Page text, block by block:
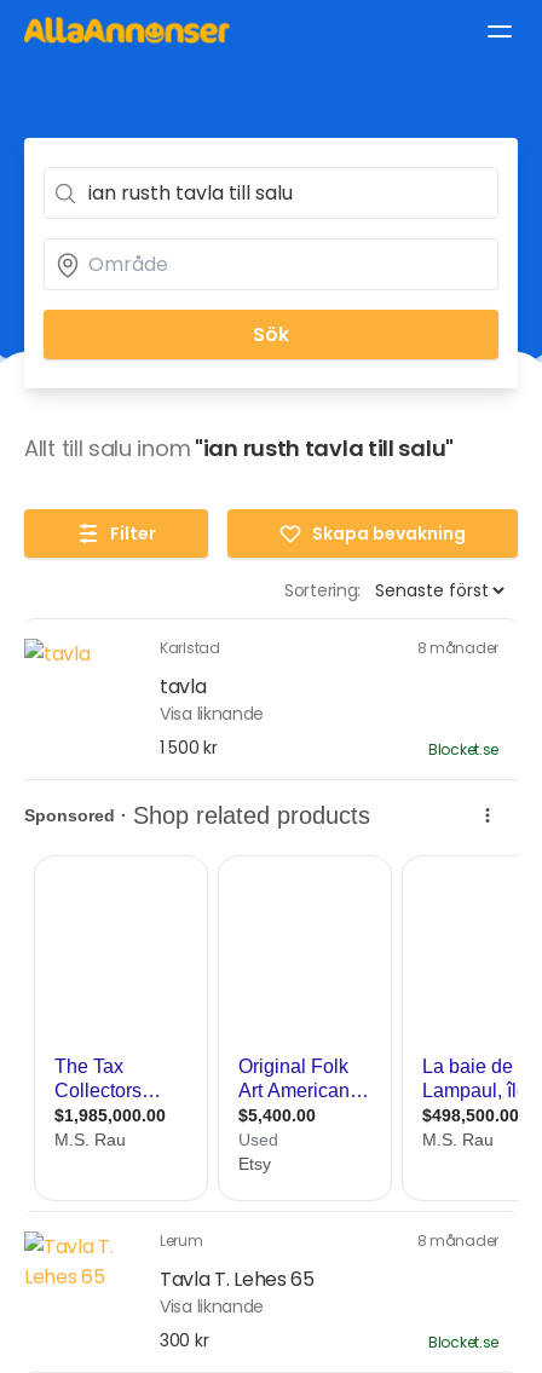
Sök
Allt till salu inom "ian rusth tavla till salu"
Filter Skapa bevakning
Sortering:
Karlstad 8 månader
tavla
Visa liknande
1 500 kr
Blocket.se
Lerum 8 månader
Tavla T. Lehes 65
Visa liknande
300 kr
Blocket.se